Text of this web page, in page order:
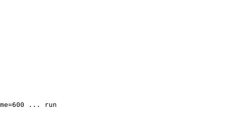
... run